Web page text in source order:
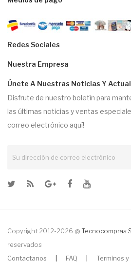
Redes Sociales
Nuestra Empresa
Únete A Nuestras Noticias Y
Disfrute de nuestro boletín para
las últimas noticias y ventas
correo electrónico aquí!
Copyright 2012-2026 @ Tecnocompras
reservados
Contactanos
FAQ Terminos